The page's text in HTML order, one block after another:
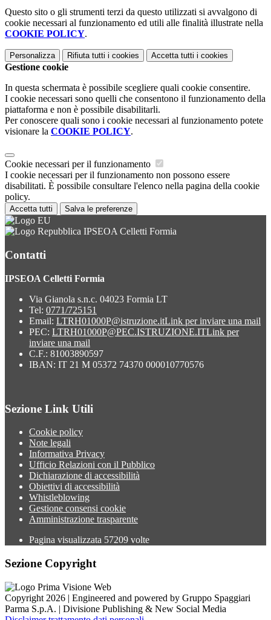
Questo sito o gli strumenti terzi da questo utilizzati si avvalgono di
cookie necessari al funzionamento ed utili alle finalità illustrate nella
COOKIE POLICY.
Personalizza Rifiuta tutti i cookies Accetta tutti i cookies
Gestione cookie
In questa schermata è possibile scegliere quali cookie consentire.
I cookie necessari sono quelli che consentono il funzionamento della
piattaforma e non è possibile disabilitarli.
Per conoscere quali sono i cookie necessari al funzionamento potete
visionare la COOKIE POLICY.
Cookie necessari per il funzionamento
I cookie necessari per il funzionamento non possono essere
disabilitati. È possibile consultare l'elenco nella pagina della cookie
policy.
Accetta tutti Salva le preferenze
IPSEOA Celletti Formia
Contatti
IPSEOA Celletti Formia
Via Gianola s.n.c. 04023 Formia LT
Tel: 0771/725151
Email: LTRH01000P@istruzione.itLink per inviare una mail
PEC: LTRH01000P@PEC.ISTRUZIONE.ITLink per
inviare una mail
C.F.: 81003890597
IBAN: IT 21 M 05372 74370 000010770576
Sezione Link Utili
Cookie policy
Note legali
Informativa Privacy
Ufficio Relazioni con il Pubblico
Dichiarazione di accessibilità
Obiettivi di accessibilità
Whistleblowing
Gestione consensi cookie
Amministrazione trasparente
Pagina visualizzata 57209 volte
Sezione Copyright
Copyright 2026 | Engineered and powered by Gruppo Spaggiari
Parma S.p.A. | Divisione Publishing & New Social Media